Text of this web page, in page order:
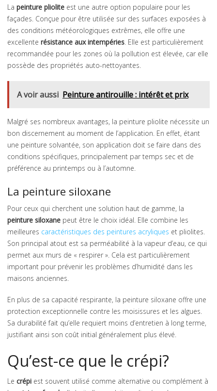
La peinture pliolite est une autre option populaire pour les
façades. Conçue pour être utilisée sur des surfaces exposées à
des conditions météorologiques extrêmes, elle offre une
excellente résistance aux intempéries. Elle est particulièrement
recommandée pour les zones où la pollution est élevée, car elle
possède des propriétés auto-nettoyantes.
A voir aussi Peinture antirouille : intérêt et prix
Malgré ses nombreux avantages, la peinture pliolite nécessite un
bon discernement au moment de l’application. En effet, étant
une peinture solvantée, son application doit se faire dans des
conditions spécifiques, principalement par temps sec et de
préférence au printemps ou à l’automne.
La peinture siloxane
Pour ceux qui cherchent une solution haut de gamme, la
peinture siloxane peut être le choix idéal. Elle combine les
meilleures caractéristiques des peintures acryliques et pliolites.
Son principal atout est sa perméabilité à la vapeur d’eau, ce qui
permet aux murs de « respirer ». Cela est particulièrement
important pour prévenir les problèmes d’humidité dans les
maisons anciennes.
En plus de sa capacité respirante, la peinture siloxane offre une
protection exceptionnelle contre les moisissures et les algues.
Sa durabilité fait qu’elle requiert moins d’entretien à long terme,
justifiant ainsi son coût initial généralement plus élevé.
Qu’est-ce que le crépi?
Le crépi est souvent utilisé comme alternative ou complément à